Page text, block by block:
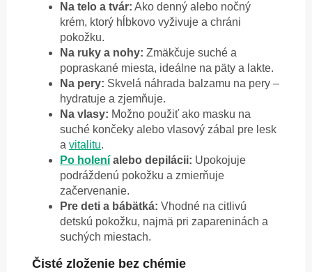
Na telo a tvár: Ako denný alebo nočný
krém, ktorý hĺbkovo vyživuje a chráni
pokožku.
Na ruky a nohy: Zmäkčuje suché a
popraskané miesta, ideálne na päty a lakte.
Na pery: Skvelá náhrada balzamu na pery –
hydratuje a zjemňuje.
Na vlasy: Možno použiť ako masku na
suché končeky alebo vlasový zábal pre lesk
a vitalitu.
Po holení alebo depilácii: Upokojuje
podráždenú pokožku a zmierňuje
začervenanie.
Pre deti a bábätká: Vhodné na citlivú
detskú pokožku, najmä pri zapareninách a
suchých miestach.
Čisté zloženie bez chémie